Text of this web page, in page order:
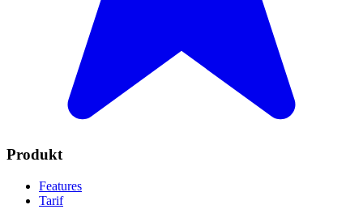
Produkt
Features
Tarif